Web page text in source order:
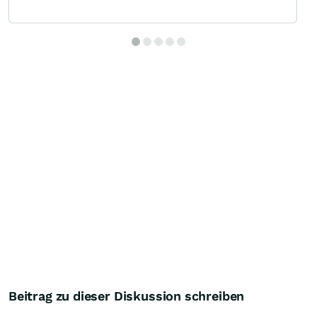
Beitrag zu dieser Diskussion schreiben